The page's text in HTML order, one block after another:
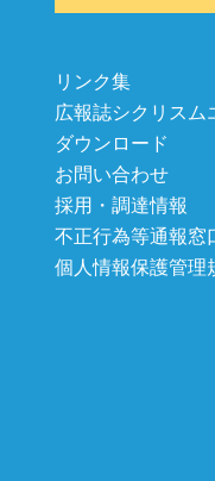
リンク集
広報誌シクリスム
ダウンロード
お問い合わせ
採用・調達情報
不正行為等通報窓
個人情報保護管理